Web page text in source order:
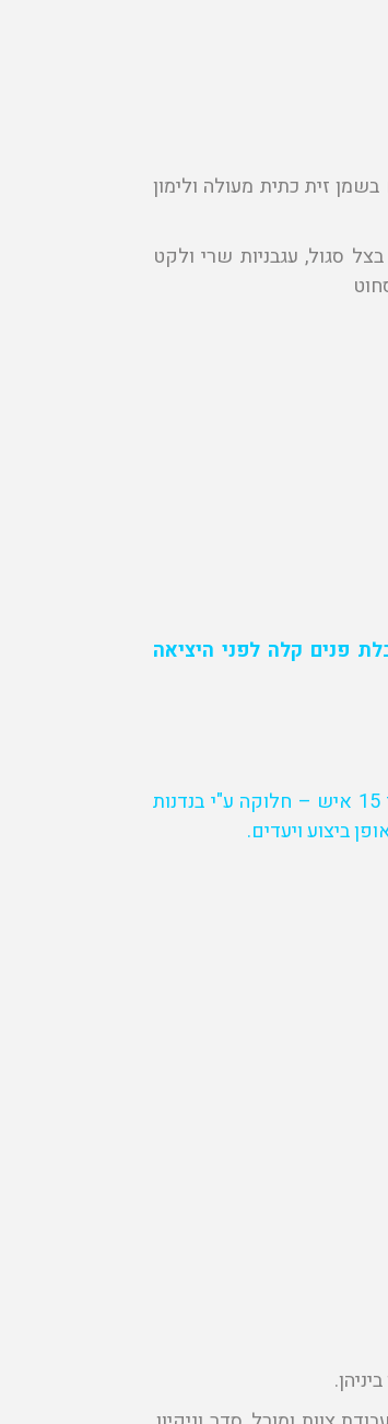
זית כתית מעולה ולימון
סגול, עגבניות שרי ולקט
פנים קלה לפני היציאה
קבלת תיקי משימה ויציאה למשימות החקלאיות – כל קבוצה (עד 15 איש – חלוקה ע"י בנדנות
ביצוע ויעדים.